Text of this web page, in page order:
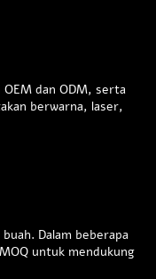
dan ODM, serta
berwarna, laser,
Dalam beberapa
untuk mendukung